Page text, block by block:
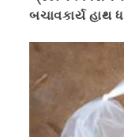
બચાવકાર્ય હાથ